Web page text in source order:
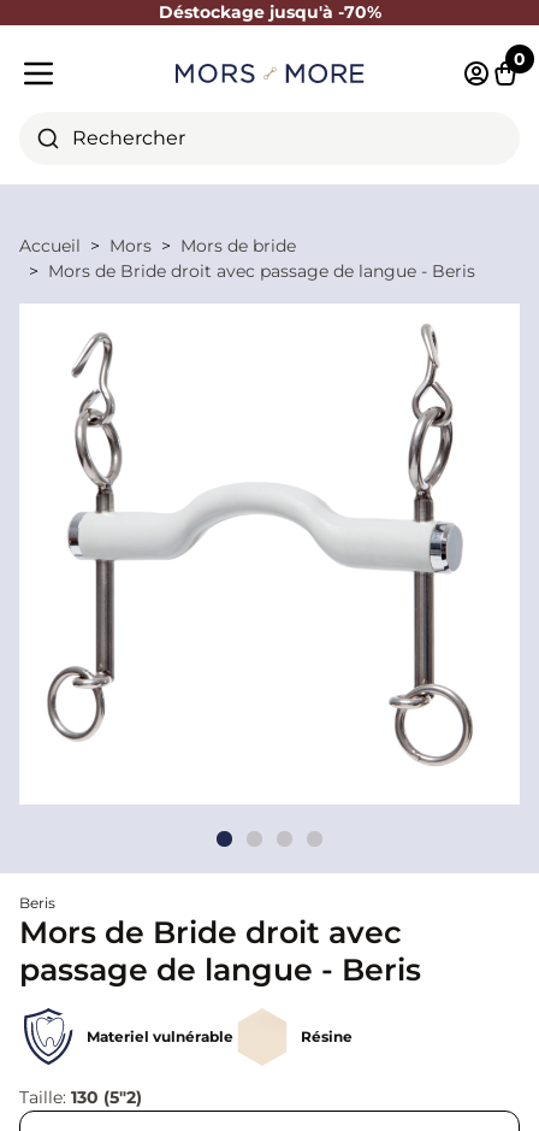
Déstockage jusqu'à -70%
Fermer
Rechercher
0
Accueil Mors
Mors de bride
Mors de Bride droit avec passage de langue - Beris
Beris
Mors de Bride droit avec
passage de langue - Beris
Materiel vulnérable Résine
Taille: 130 (5"2)